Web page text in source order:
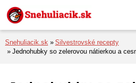
Preskočiť na menu
Preskočiť na obsah
Preskočiť na pätu
Snehuliacik.sk
Silvestrovské recepty
Jednohubky so zelerovou nátierkou a